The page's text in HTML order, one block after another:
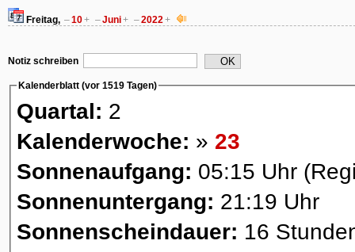
Freitag, –10+ –Juni+ –2022+
Notiz schreiben OK
Kalenderblatt (vor 1519 Tagen)
Quartal: 2
Kalenderwoche: » 23
Sonnenaufgang: 05:15 Uhr
Sonnenuntergang: 21:19 Uhr
Sonnenscheindauer: 16